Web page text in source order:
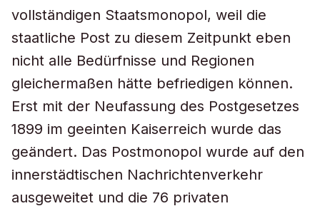
vollständigen Staatsmonopol, weil die
staatliche Post zu diesem Zeitpunkt eben
nicht alle Bedürfnisse und Regionen
gleichermaßen hätte befriedigen können.
Erst mit der Neufassung des Postgesetzes
1899 im geeinten Kaiserreich wurde das
geändert. Das Postmonopol wurde auf den
innerstädtischen Nachrichtenverkehr
ausgeweitet und die 76 privaten